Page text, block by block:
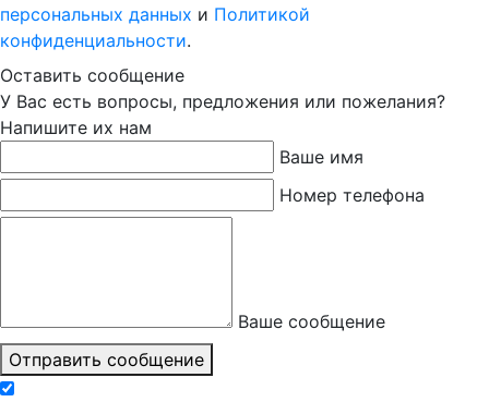
персональных данных и Политикой
конфиденциальности.
Оставить сообщение
У Вас есть вопросы, предложения или пожелания?
Напишите их нам
Ваше имя
Номер телефона
Ваше сообщение
Отправить сообщение